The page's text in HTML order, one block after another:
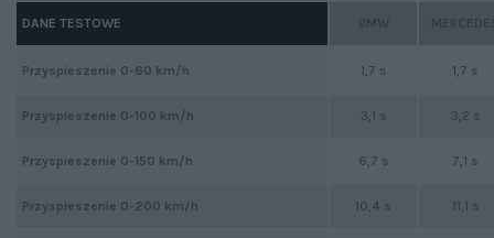
1,7 s 1,7 s
3,1 s 3,2 s
6,7 s 7,1 s
10,4 s 11,1 s
DANE TESTOWE
Przyspieszenie 0-60 km/h
Przyspieszenie 0-100 km/h
Przyspieszenie 0-150 km/h
Przyspieszenie 0-200 km/h